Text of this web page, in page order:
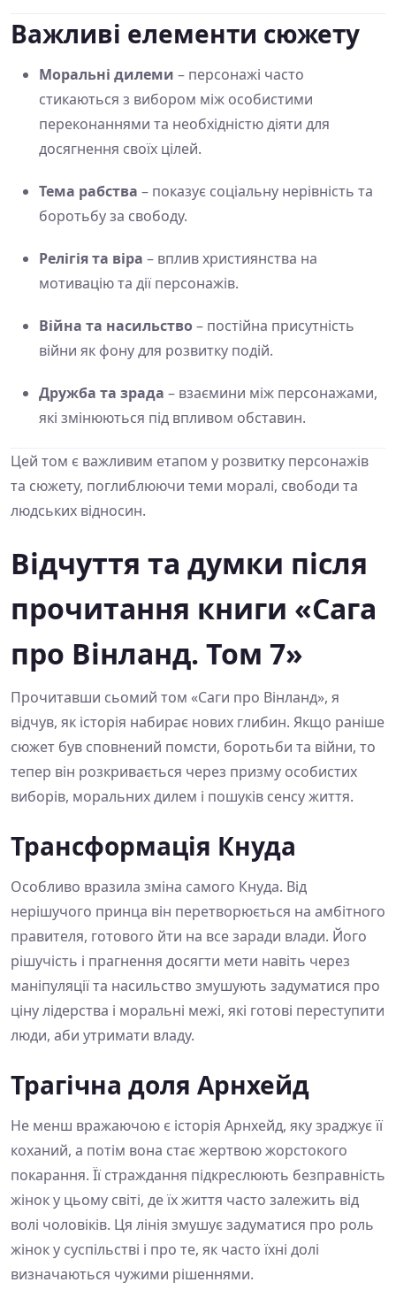
Важливі елементи сюжету
Моральні дилеми – персонажі часто
стикаються з вибором між особистими
переконаннями та необхідністю діяти для
досягнення своїх цілей.
Тема рабства – показує соціальну нерівність та
боротьбу за свободу.
Релігія та віра – вплив християнства на
мотивацію та дії персонажів.
Війна та насильство– постійна присутність
війни як фону для розвитку подій.
Дружба та зрада – взаємини між персонажами,
які змінюються під впливом обставин.
Цей том є важливим етапом у розвитку персонажів
та сюжету, поглиблюючи теми моралі, свободи та
людських відносин.
Відчуття та думки після
прочитання книги «Сага
про Вінланд. Том 7»
Прочитавши сьомий том «Саги про Вінланд», я
відчув, як історія набирає нових глибин. Якщо раніше
сюжет був сповнений помсти, боротьби та війни, то
тепер він розкривається через призму особистих
виборів, моральних дилем і пошуків сенсу життя.
Трансформація Кнуда
Особливо вразила зміна самого Кнуда. Від
нерішучого принца він перетворюється на амбітного
правителя, готового йти на все заради влади. Його
рішучість і прагнення досягти мети навіть через
маніпуляції та насильство змушують задуматися про
ціну лідерства і моральні межі, які готові переступити
люди, аби утримати владу.
Трагічна доля Арнхейд
Не менш вражаючою є історія Арнхейд, яку зраджує її
коханий, а потім вона стає жертвою жорстокого
покарання. Її страждання підкреслюють безправність
жінок у цьому світі, де їх життя часто залежить від
волі чоловіків. Ця лінія змушує задуматися про роль
жінок у суспільстві і про те, як часто їхні долі
визначаються чужими рішеннями.